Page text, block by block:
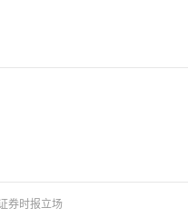
券时报立场